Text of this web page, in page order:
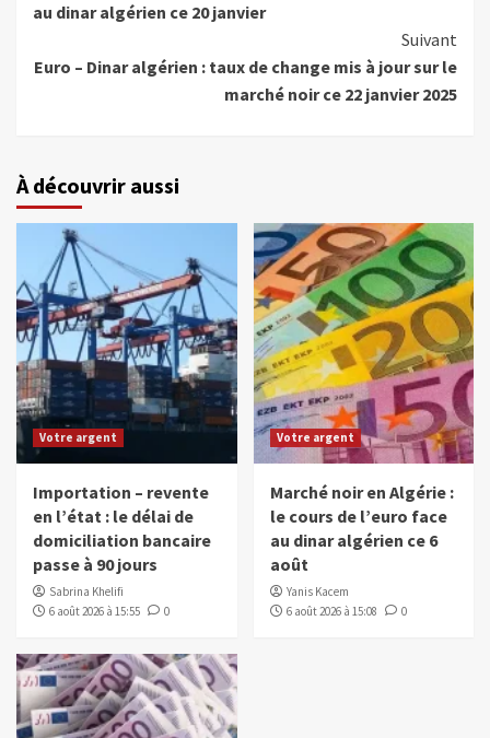
au dinar algérien ce 20 janvier
Suivant
Euro – Dinar algérien : taux de change mis à jour sur le
marché noir ce 22 janvier 2025
À découvrir aussi
Votre argent
Importation – revente
en l’état : le délai de
domiciliation bancaire
passe à 90 jours
Sabrina Khelifi
6 août 2026 à 15:55
0
Votre argent
Marché noir en Algérie :
le cours de l’euro face
au dinar algérien ce 6
août
Yanis Kacem
6 août 2026 à 15:08
0